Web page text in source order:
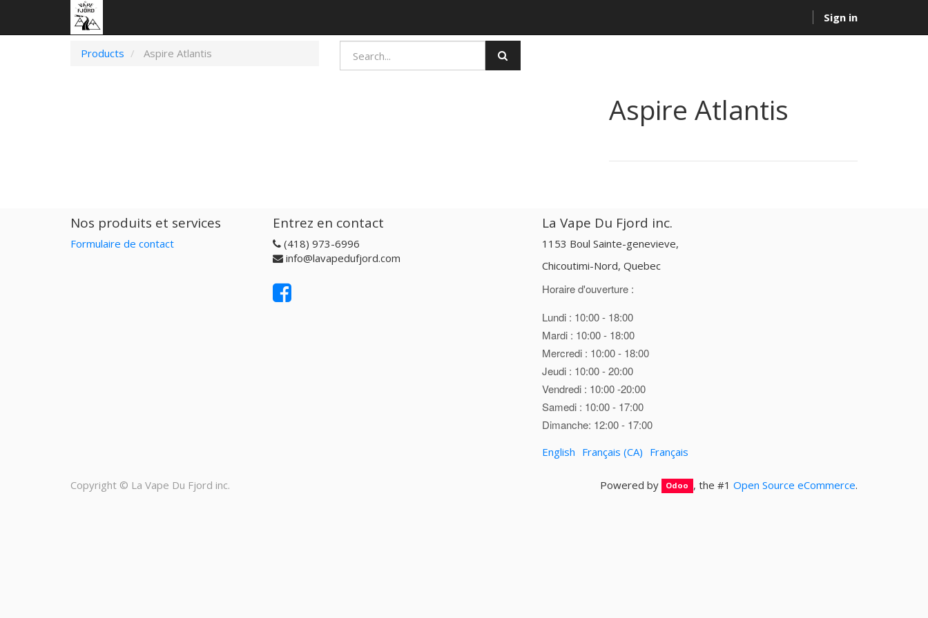
Sign in
Products Aspire Atlantis
Aspire Atlantis
Nos produits et services
Formulaire de contact
Entrez en contact
(418) 973-6996
info@lavapedufjord.com
La Vape Du Fjord inc.
1153 Boul Sainte-genevieve,
Chicoutimi-Nord, Quebec
Horaire d'ouverture :
Lundi : 10:00 - 18:00
Mardi : 10:00 - 18:00
Mercredi : 10:00 - 18:00
Jeudi : 10:00 - 20:00
Vendredi : 10:00 -20:00
Samedi : 10:00 - 17:00
Dimanche: 12:00 - 17:00
English Français (CA) Français
Powered by Odoo , the #1 Open Source eCommerce.
Copyright © La Vape Du Fjord inc.